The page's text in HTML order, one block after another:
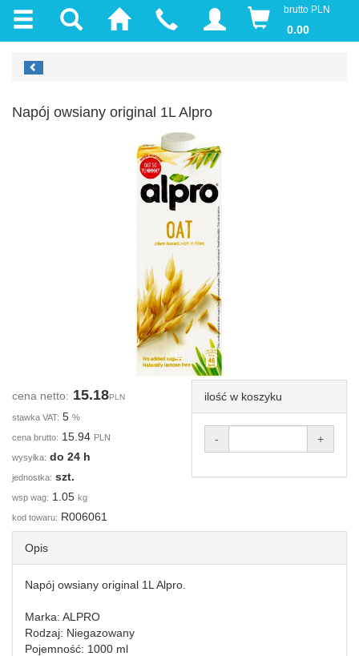
brutto PLN
0.00
Napój owsiany original 1L Alpro
cena netto: 15.18PLN
stawka VAT: 5 %
cena brutto: 15.94 PLN
wysyłka: do 24 h
jednostka: szt.
wsp wag: 1.05 kg
kod towaru: R006061
ilość w koszyku
- +
Opis
Napój owsiany original 1L Alpro.
Marka: ALPRO
Rodzaj: Niegazowany
Pojemność: 1000 ml